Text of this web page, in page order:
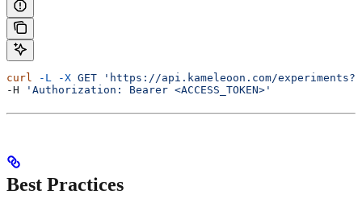
curl -L -X GET 'https://api.kameleoon.com/
-H
'Authorization: Bearer <ACCESS_TOKEN>'
Best Practices